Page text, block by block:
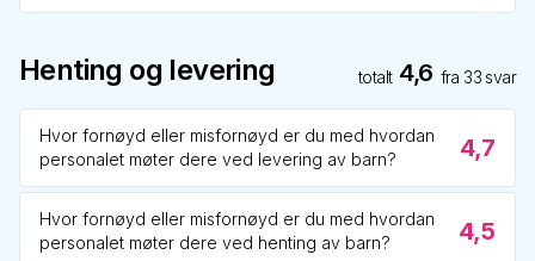
Henting og levering totalt 4,6 fra 33 svar
Hvor fornøyd eller misfornøyd er du med hvordan
personalet møter dere ved levering av barn?
4,7
Hvor fornøyd eller misfornøyd er du med hvordan
personalet møter dere ved henting av barn?
4,5